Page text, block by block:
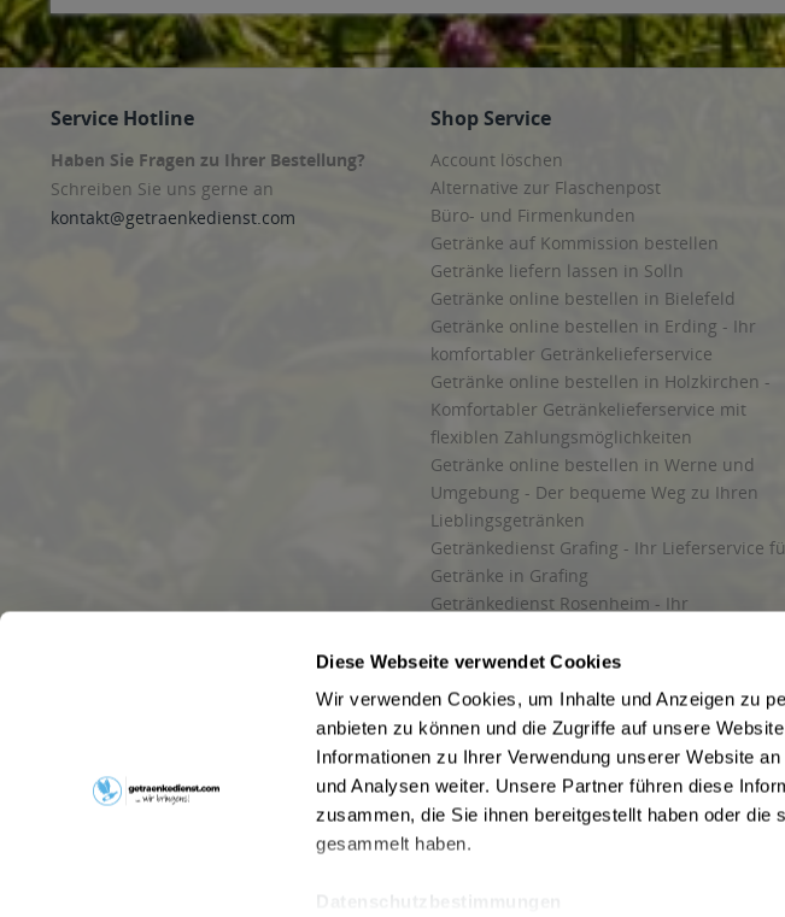
Diese Webseite verwendet Cookies
Wir verwenden Cookies, um Inhalte und Anzeigen zu
anbieten zu können und die Zugriffe auf unsere
Informationen zu Ihrer Verwendung unserer Website
und Analysen weiter. Unsere Partner führen diese
zusammen, die Sie ihnen bereitgestellt haben oder die
gesammelt haben.
Service Hotline
Haben Sie Fragen zu Ihrer Bestellung?
Schreiben Sie uns gerne an
kontakt@getraenkedienst.com
Shop Service
Account löschen
Alternative zur Flaschenpost
Büro- und Firmenkunden
Getränke auf Kommission bestellen
Getränke liefern lassen in Solln
Getränke online bestellen in Bielefeld
Getränke online bestellen in Erding - Ihr
komfortabler Getränkelieferservice
Getränke online bestellen in Holzkirchen -
Komfortabler Getränkelieferservice mit
flexiblen Zahlungsmöglichkeiten
Getränke online bestellen in Werne und
Umgebung - Der bequeme Weg zu Ihren
Lieblingsgetränken
Getränkedienst Grafing - Ihr Lieferservice
Getränke in Grafing
Getränkedienst Rosenheim - Ihr
und Umgebung
Getränkelieferung in Starnberg
Liefergebiet
Lieferservice für Getränke
Wir liefern Getränke
Kontakt
Newsletter